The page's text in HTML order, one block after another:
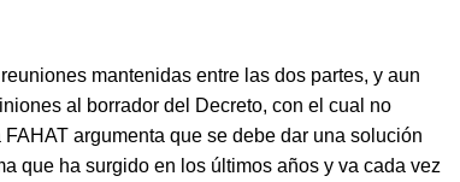
mantenidas entre las dos partes, y aun
al borrador del Decreto, con el cual no
argumenta que se debe dar una solución
que ha surgido en los últimos años y va cada vez